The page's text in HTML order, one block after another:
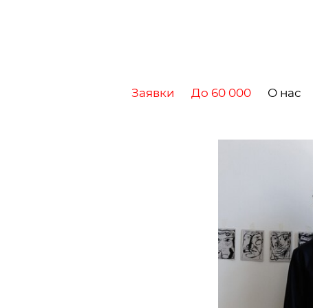
Заявки До 60 000 О нас